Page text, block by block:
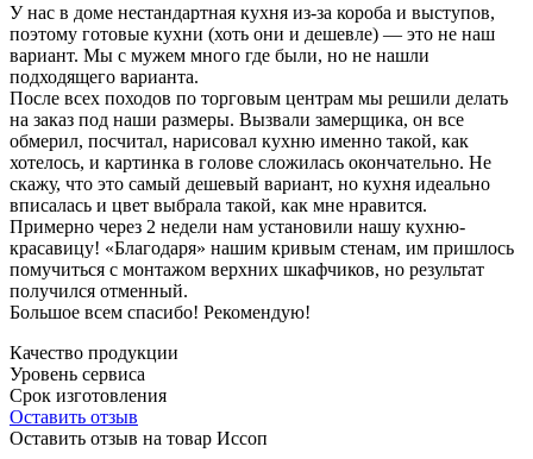
У нас в доме нестандартная кухня из-за короба и выступов,
поэтому готовые кухни (хоть они и дешевле) — это не наш
вариант. Мы с мужем много где были, но не нашли
подходящего варианта.
После всех походов по торговым центрам мы решили делать
на заказ под наши размеры. Вызвали замерщика, он все
обмерил, посчитал, нарисовал кухню именно такой, как
хотелось, и картинка в голове сложилась окончательно. Не
скажу, что это самый дешевый вариант, но кухня идеально
вписалась и цвет выбрала такой, как мне нравится.
Примерно через 2 недели нам установили нашу кухню-
красавицу! «Благодаря» нашим кривым стенам, им пришлось
помучиться с монтажом верхних шкафчиков, но результат
получился отменный.
Большое всем спасибо! Рекомендую!
Качество продукции
Уровень сервиса
Срок изготовления
Оставить отзыв
Оставить отзыв на товар Иссоп